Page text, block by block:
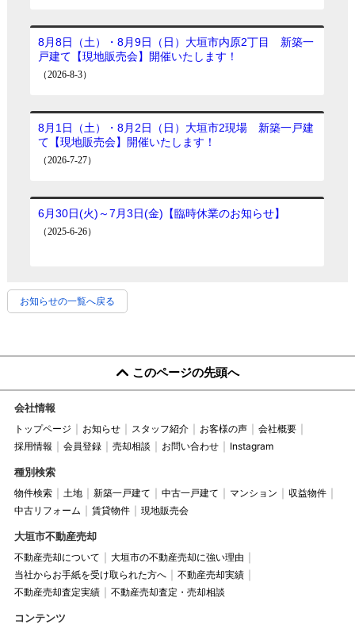
お知らせの一覧へ戻る
このページの先頭へ
会社情報
トップページ お知らせ スタッフ紹介 お客様の声
会社概要
採用情報
会員登録 売却相談 お問い合わせ Instagram
種別検索
物件検索 土地 新築一戸建て 中古一戸建て マンション
収益物件
中古リフォーム
賃貸物件 現地販売会
大垣市不動産売却
不動産売却について
大垣市の不動産売却に強い理由
当社からお手紙を受け取られた方へ
不動産売却実績
不動産売却査定実績
不動産売却査定・売却相談
コンテンツ